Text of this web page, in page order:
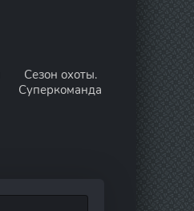
Сезон охоты.
Суперкоманда